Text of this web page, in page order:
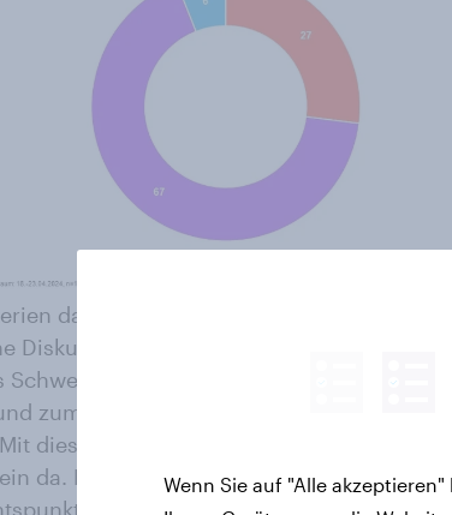
das Publikum beim ESC tatsächlich
Diskussionsgrundlage. 45 Prozent der
Schweizer Publikum zum Teil nach
zum Teil nach den Leistungen der
dieser Meinung steht die Schweiz im
da. Dass das landeseigene Publikum
abstimmt, denkt hingegen nur 8
Wenn Sie auf "Alle